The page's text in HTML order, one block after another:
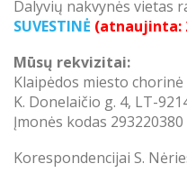
Dalyvių nakvynės vietas
SUVESTINĖ (atnaujinta:
Mūsų rekvizitai:
Klaipėdos miesto
K. Donelaičio g. 4, LT-
Įmonės kodas 293220380
Korespondencijai S.